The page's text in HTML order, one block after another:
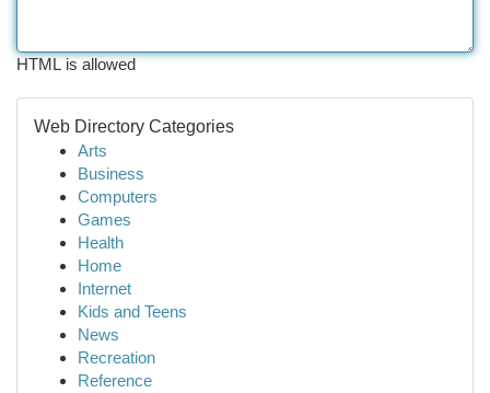
HTML is allowed
Web Directory Categories
Arts
Business
Computers
Games
Health
Home
Internet
Kids and Teens
News
Recreation
Reference